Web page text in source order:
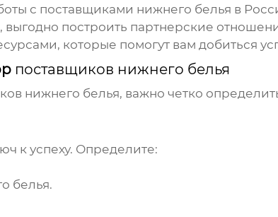
с поставщиками нижнего белья в
выгодно построить партнерские
которые помогут вам добиться
поставщиков нижнего белья
нижнего белья, важно четко
к успеху. Определите:
белья.